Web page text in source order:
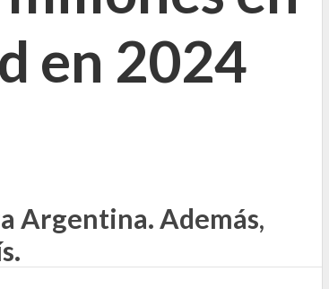
en 2024
Argentina. Además,